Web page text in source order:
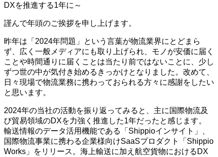
DXを推進する1年に～
謹んで年頭のご挨拶を申し上げます。
昨年は「2024年問題」という言葉が物流業界にとどまら
ず、広く一般メディアにも取り上げられ、モノが安価に届く
ことや時間通りに届くことは当たり前ではないことに、少し
ずつ世の中が気付き始めるきっかけとなりました。改めて、
日々現場で物流業務に携わっておられる方々に感謝をしたい
と思います。
2024年の当社の活動を振り返ってみると、主に国際物流及
び貿易領域のDXを力強く推進した1年だったと感じます。
輸送情報のデータ活用機能である「Shippioインサイト」、
国際物流事業に携わる企業様向けSaaSプロダクト「Shippio
Works」をリリース。海上輸送に加え航空貨物におけるDX